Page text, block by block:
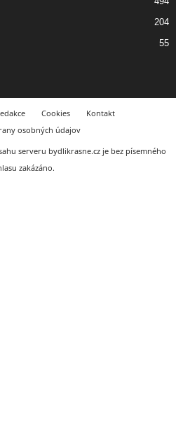
204
55
Cookies
Kontakt
osobných údajov
serveru bydlikrasne.cz je bez písemného
zakázáno.